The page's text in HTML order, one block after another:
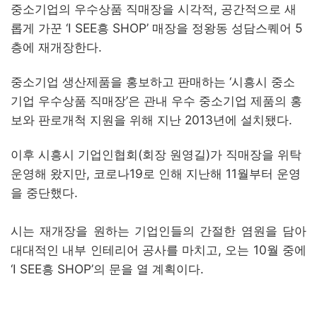
중소기업의 우수상품 직매장을 시각적, 공간적으로 새
롭게 가꾼 ‘I SEE흥 SHOP’ 매장을 정왕동 성담스퀘어 5
층에 재개장한다.
중소기업 생산제품을 홍보하고 판매하는 ‘시흥시 중소
기업 우수상품 직매장’은 관내 우수 중소기업 제품의 홍
보와 판로개척 지원을 위해 지난 2013년에 설치됐다.
이후 시흥시 기업인협회(회장 원영길)가 직매장을 위탁
운영해 왔지만, 코로나19로 인해 지난해 11월부터 운영
을 중단했다.
시는 재개장을 원하는 기업인들의 간절한 염원을 담아
대대적인 내부 인테리어 공사를 마치고, 오는 10월 중에
‘I SEE흥 SHOP’의 문을 열 계획이다.